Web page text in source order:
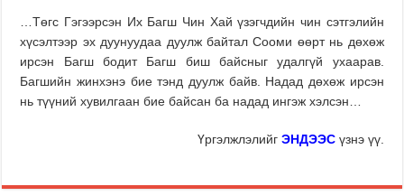
…Төгс Гэгээрсэн Их Багш Чин Хай үзэгчдийн чин сэтгэлийн
хүсэлтээр эх дуунуудаа дуулж байтал Сооми өөрт нь дөхөж
ирсэн Багш бодит Багш биш байсныг удалгүй ухаарав.
Багшийн жинхэнэ бие тэнд дуулж байв. Надад дөхөж ирсэн
нь түүний хувилгаан бие байсан ба надад ингэж хэлсэн…
Үргэлжлэлийг ЭНДЭЭС үзнэ үү.